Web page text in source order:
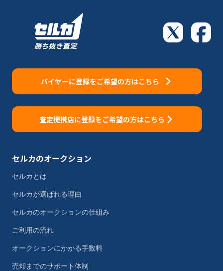
バイヤーに登録をご希望の方はこちら
査定提携店に登録をご希望の方はこちら
セルカのオークション
セルカとは
セルカが選ばれる理由
セルカのオークションの仕組み
ご利用の流れ
オークションにかかる手数料
売却までのサポート体制